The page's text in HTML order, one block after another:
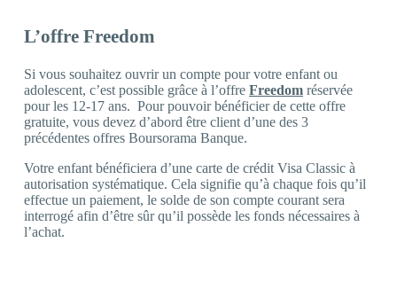
L’offre Freedom
Si vous souhaitez ouvrir un compte pour votre enfant ou
adolescent, c’est possible grâce à l’offre Freedom réservée
pour les 12-17 ans. Pour pouvoir bénéficier de cette offre
gratuite, vous devez d’abord être client d’une des 3
précédentes offres Boursorama Banque.
Votre enfant bénéficiera d’une carte de crédit Visa Classic à
autorisation systématique. Cela signifie qu’à chaque fois qu’il
effectue un paiement, le solde de son compte courant sera
interrogé afin d’être sûr qu’il possède les fonds nécessaires à
l’achat.